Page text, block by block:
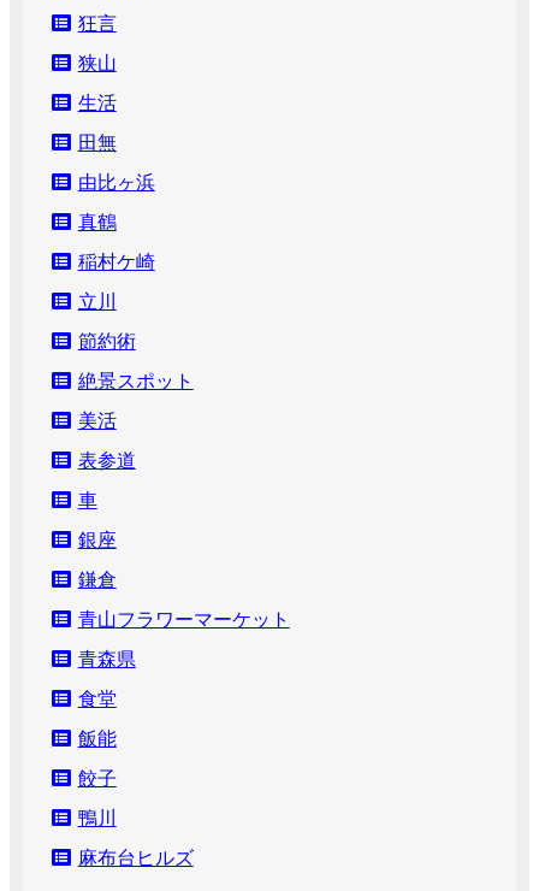
狂言
狭山
生活
田無
由比ヶ浜
真鶴
稲村ケ崎
立川
節約術
絶景スポット
美活
表参道
車
銀座
鎌倉
青山フラワーマーケット
青森県
食堂
飯能
餃子
鴨川
麻布台ヒルズ